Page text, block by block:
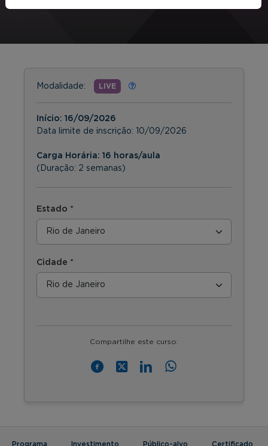
Modalidade: LIVE
Início: 16/09/2026
Data limite de inscrição: 10/09/2026
Carga Horária: 16 horas/aula
(Duração: 2 semanas)
Estado *
Cidade *
Compartilhe este curso:
Programa Investimento Público-alvo Certificado